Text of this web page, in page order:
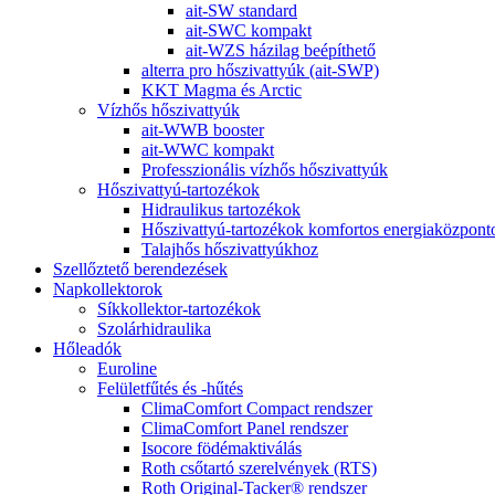
ait-SW standard
ait-SWC kompakt
ait-WZS házilag beépíthető
alterra pro hőszivattyúk (ait-SWP)
KKT Magma és Arctic
Vízhős hőszivattyúk
ait-WWB booster
ait-WWC kompakt
Professzionális vízhős hőszivattyúk
Hőszivattyú-tartozékok
Hidraulikus tartozékok
Hőszivattyú-tartozékok komfortos
Talajhős hőszivattyúkhoz
Szellőztető berendezések
Napkollektorok
Síkkollektor-tartozékok
Szolárhidraulika
Hőleadók
Euroline
Felületfűtés és -hűtés
ClimaComfort Compact rendszer
ClimaComfort Panel rendszer
Isocore födémaktiválás
Roth csőtartó szerelvények (RTS)
Roth Original-Tacker® rendszer